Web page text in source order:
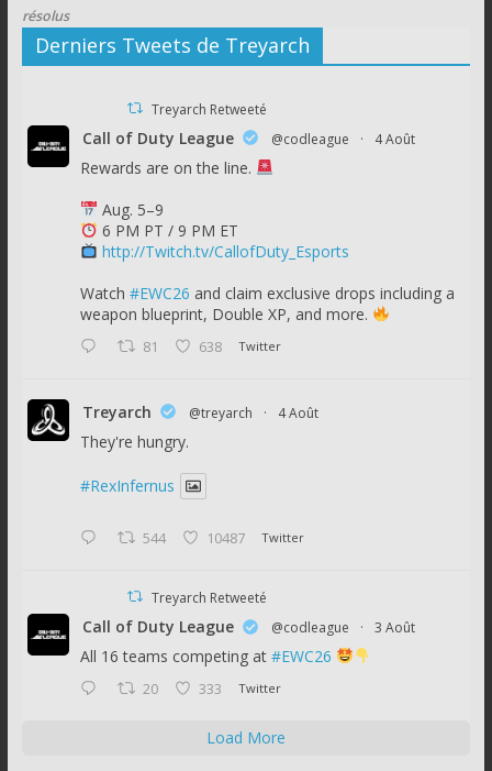
résolus
Derniers Tweets de Treyarch
Treyarch Retweeté
Call of Duty League @codleague · 4 Août
Rewards are on the line.
Aug. 5–9
6 PM PT / 9 PM ET
http://Twitch.tv/CallofDuty_Esports
Watch #EWC26 and claim exclusive drops including a
weapon blueprint, Double XP, and more.
81 638 Twitter
Treyarch @treyarch · 4 Août
They're hungry.
#RexInfernus
544 10487 Twitter
Treyarch Retweeté
Call of Duty League @codleague · 3 Août
All 16 teams competing at #EWC26
20 333 Twitter
Load More